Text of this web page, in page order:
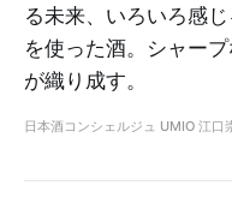
る未来、いろいろ感
を使った酒。シャー
が織り成す。
日本酒コンシェルジュ UMIO 江口